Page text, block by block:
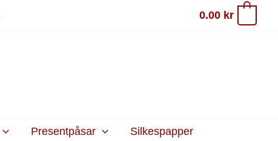
0.00 kr
Presentpåsar Silkespapper